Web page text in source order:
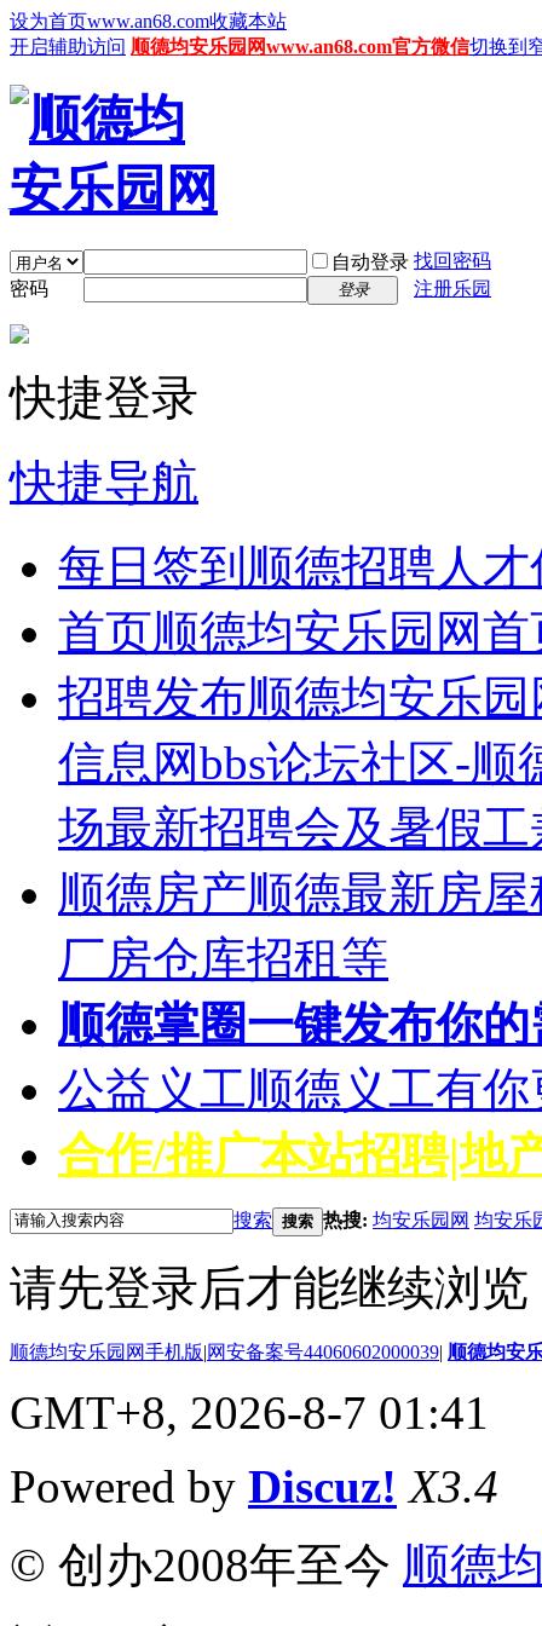
设为首页www.an68.com收藏本站
开启辅助访问 顺德均安乐园网www.an68.com官方微信切换到
自动登录 找回密码
密码
登录 注册乐园
快捷登录
快捷导航
每日签到 顺德招聘人
首页顺德均安乐园网首
招聘发布顺德均安乐
信息网bbs论坛社区-
场最新招聘会及暑假
顺德房产顺德最新房
厂房仓库招租等
顺德掌圈一键发布你
公益义工顺德义工有
合作/推广本站招聘|地
搜索 搜索 热搜: 均安乐园网 均安乐
请先登录后才能继续浏览
顺德均安乐园网手机版|网安备案号44060602000039| 顺德均安
GMT+8, 2026-8-7 01:41
Powered by Discuz! X3.4
© 创办2008年至今 顺德